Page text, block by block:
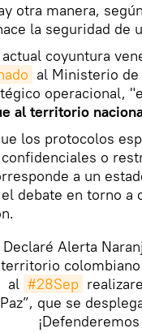
otra manera,
la seguridad de
actual coyuntura
al Ministerio de
operacional,
al territorio
los protocolos
o
a un
debate en torno a
Declaré Alerta
territorio
al #28Sep
Paz”, que se